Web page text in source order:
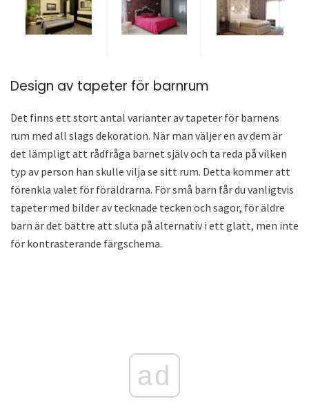
Design av tapeter för barnrum
Det finns ett stort antal varianter av tapeter för barnens
rum med all slags dekoration. När man väljer en av dem är
det lämpligt att rådfråga barnet själv och ta reda på vilken
typ av person han skulle vilja se sitt rum. Detta kommer att
förenkla valet för föräldrarna. För små barn får du vanligtvis
tapeter med bilder av tecknade tecken och sagor, för äldre
barn är det bättre att sluta på alternativ i ett glatt, men inte
för kontrasterande färgschema.
ad